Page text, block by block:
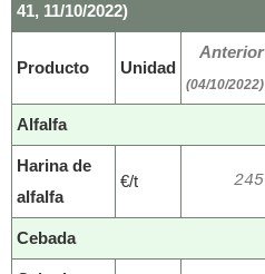
41, 11/10/2022)
Producto Unidad
Anterior
(04/10/2022)
Alfalfa
Harina de
alfalfa
€/t 245
Cebada